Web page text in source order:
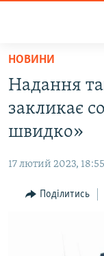
Перейти
основного
матеріалу
до
основної
Перейти
ВОДА.КРИМ
БЛОГИ
ПОГЛЯД
НОВИНИ
Надання
закликає
швидко»
17 лютий 2023, 18:55
Поділитись